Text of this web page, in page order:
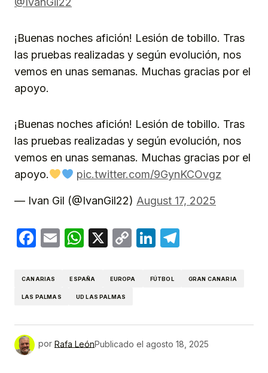
¡Buenas noches afición! Lesión de tobillo. Tras
las pruebas realizadas y según evolución, nos
vemos en unas semanas. Muchas gracias por el
apoyo.
¡Buenas noches afición! Lesión de tobillo. Tras
las pruebas realizadas y según evolución, nos
vemos en unas semanas. Muchas gracias por el
apoyo.
pic.twitter.com/9GynKCOvgz
— Ivan Gil (@IvanGil22) August 17, 2025
Facebook
EmailWhatsApp
X
CopyLinkedIn
CANARIAS ESPAÑA EUROPA FÚTBOL GRAN CANARIA
LAS PALMAS UD LAS PALMAS
por Rafa LeónPublicado el agosto 18, 2025